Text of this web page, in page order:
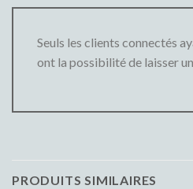
Seuls les clients connectés
ont la possibilité de laisser un
PRODUITS SIMILAIRES